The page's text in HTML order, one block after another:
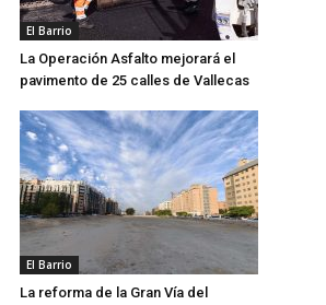
El Barrio
La Operación Asfalto mejorará el
pavimento de 25 calles de Vallecas
El Barrio
La reforma de la Gran Vía del